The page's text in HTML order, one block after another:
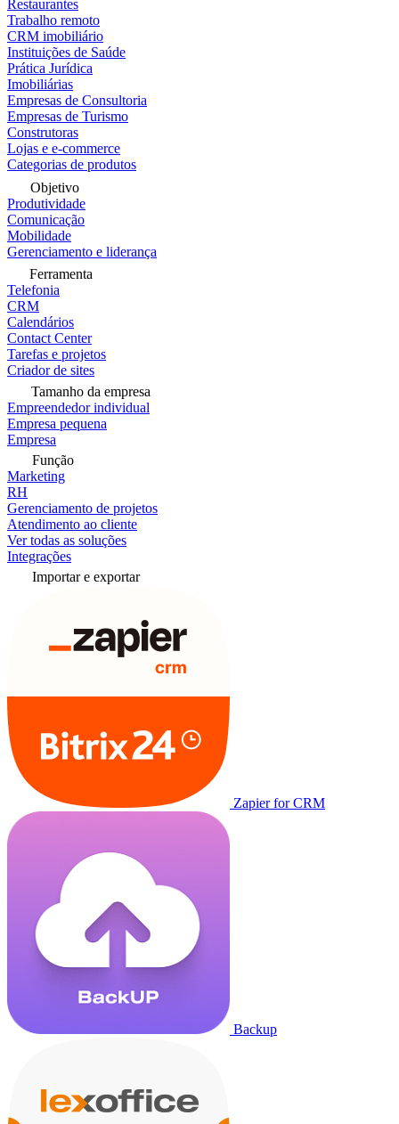
Restaurantes
Trabalho remoto
CRM imobiliário
Instituições de Saúde
Prática Jurídica
Imobiliárias
Empresas de Consultoria
Empresas de Turismo
Construtoras
Lojas e e-commerce
Categorias de produtos
Objetivo
Produtividade
Comunicação
Mobilidade
Gerenciamento e liderança
Ferramenta
Telefonia
CRM
Calendários
Contact Center
Tarefas e projetos
Criador de sites
Tamanho da empresa
Empreendedor individual
Empresa pequena
Empresa
Função
Marketing
RH
Gerenciamento de projetos
Atendimento ao cliente
Ver todas as soluções
Integrações
Importar e exportar
Zapier for CRM
Backup